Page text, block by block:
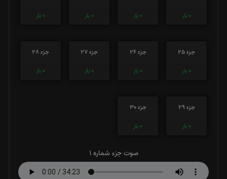
0 بار
0 بار
0 بار
0 بار
جزء 25
0 بار
جزء 26
0 بار
جزء 27
0 بار
جزء 28
0 بار
جزء 29
0 بار
جزء 30
0 بار
صوت جزء شماره 1